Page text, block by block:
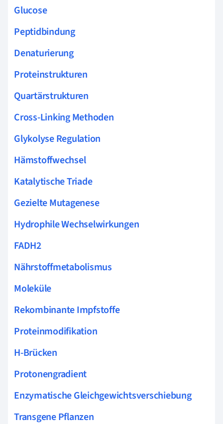
Glucose
Peptidbindung
Denaturierung
Proteinstrukturen
Quartärstrukturen
Cross-Linking Methoden
Glykolyse Regulation
Hämstoffwechsel
Katalytische Triade
Gezielte Mutagenese
Hydrophile Wechselwirkungen
FADH2
Nährstoffmetabolismus
Moleküle
Rekombinante Impfstoffe
Proteinmodifikation
H-Brücken
Protonengradient
Enzymatische Gleichgewichtsverschiebung
Transgene Pflanzen